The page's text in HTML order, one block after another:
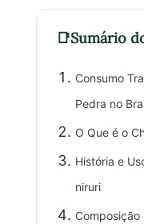
Sumário
Consumo
Pedra no
O Que é o
História e
niruri